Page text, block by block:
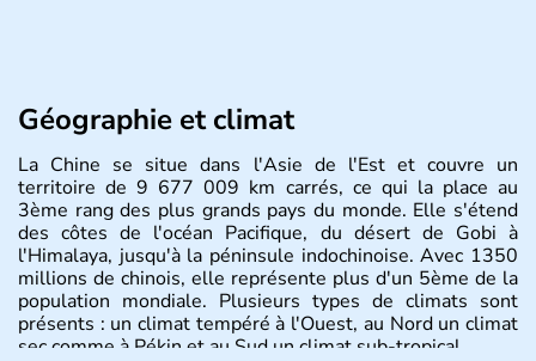
Géographie et climat
La Chine se situe dans l'Asie de l'Est et couvre un
territoire de 9 677 009 km carrés, ce qui la place au
3ème rang des plus grands pays du monde. Elle s'étend
des côtes de l'océan Pacifique, du désert de Gobi à
l'Himalaya, jusqu'à la péninsule indochinoise. Avec 1350
millions de chinois, elle représente plus d'un 5ème de la
population mondiale. Plusieurs types de climats sont
présents : un climat tempéré à l'Ouest, au Nord un climat
sec comme à Pékin et au Sud un climat sub-tropical.